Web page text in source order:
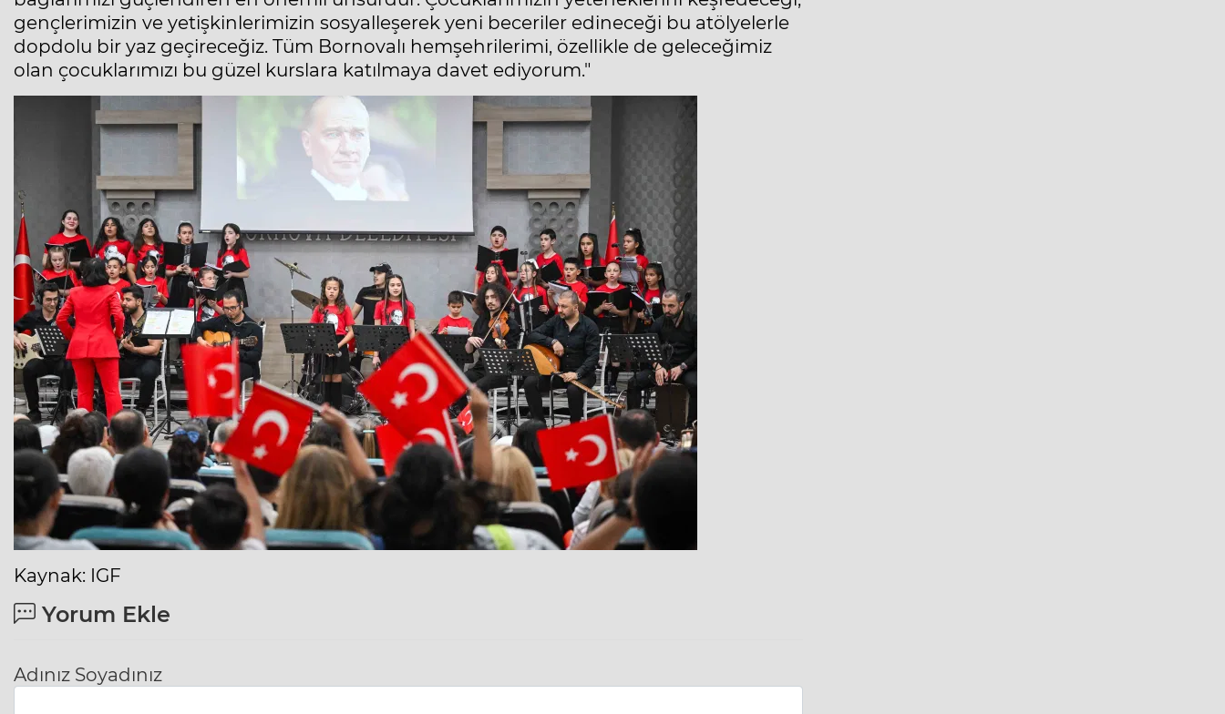
gençlerimizin ve yetişkinlerimizin sosyalleşerek yeni beceriler edineceği bu atölyelerle
dopdolu bir yaz geçireceğiz. Tüm Bornovalı hemşehrilerimi, özellikle de geleceğimiz
olan çocuklarımızı bu güzel kurslara katılmaya davet ediyorum."
Kaynak: IGF
Yorum Ekle
Adınız Soyadınız